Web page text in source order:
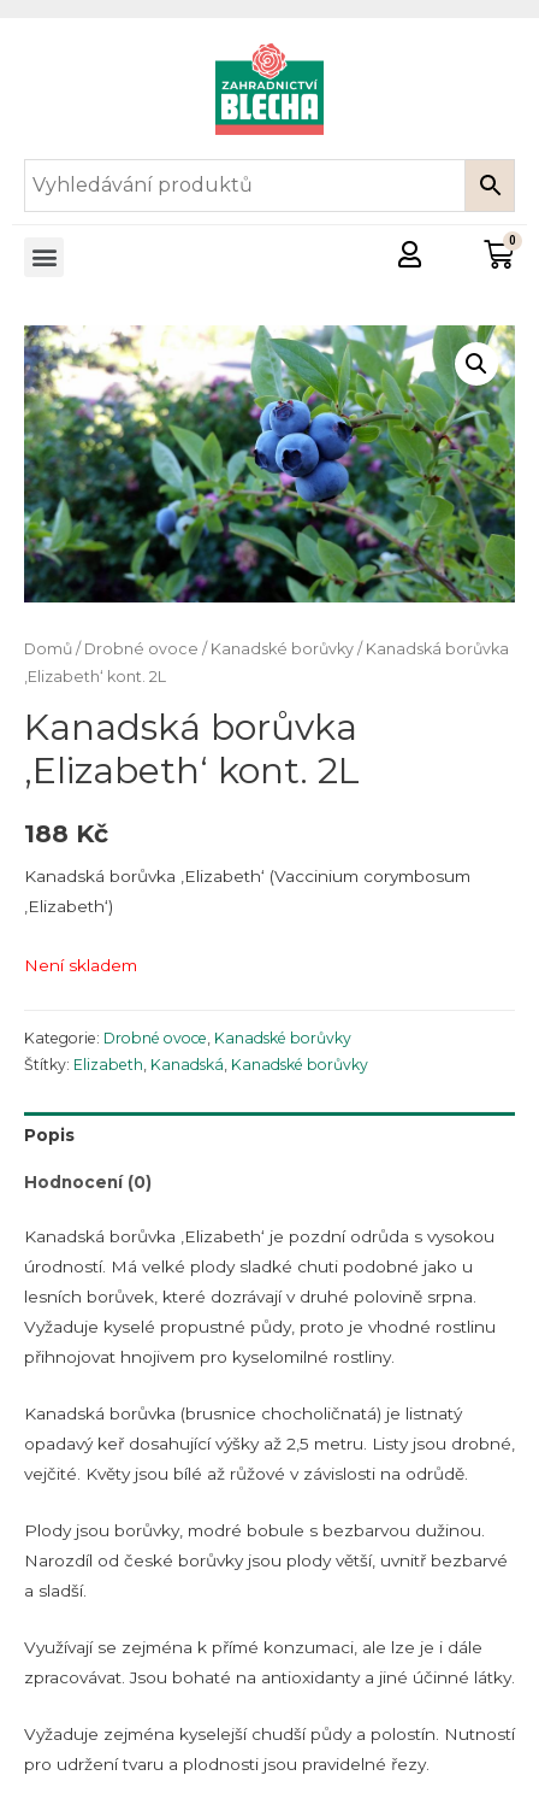
Domů / Drobné ovoce / Kanadské borůvky / Kanadská borůvka
‚Elizabeth‘ kont. 2L
Kanadská borůvka
‚Elizabeth‘ kont. 2L
188 Kč
Kanadská borůvka ‚Elizabeth‘ (Vaccinium corymbosum
‚Elizabeth‘)
Není skladem
Kategorie: Drobné ovoce, Kanadské borůvky
Štítky: Elizabeth, Kanadská, Kanadské borůvky
Popis
Hodnocení (0)
Kanadská borůvka ‚Elizabeth‘ je pozdní odrůda s vysokou
úrodností. Má velké plody sladké chuti podobné jako u
lesních borůvek, které dozrávají v druhé polovině srpna.
Vyžaduje kyselé propustné půdy, proto je vhodné rostlinu
přihnojovat hnojivem pro kyselomilné rostliny.
Kanadská borůvka (brusnice chocholičnatá) je listnatý
opadavý keř dosahující výšky až 2,5 metru. Listy jsou drobné,
vejčité. Květy jsou bílé až růžové v závislosti na odrůdě.
Plody jsou borůvky, modré bobule s bezbarvou dužinou.
Narozdíl od české borůvky jsou plody větší, uvnitř bezbarvé
a sladší.
Využívají se zejména k přímé konzumaci, ale lze je i dále
zpracovávat. Jsou bohaté na antioxidanty a jiné účinné látky.
Vyžaduje zejména kyselejší chudší půdy a polostín. Nutností
pro udržení tvaru a plodnosti jsou pravidelné řezy.